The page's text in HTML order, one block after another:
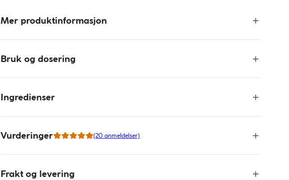
Mer produktinformasjon
Bruk og dosering
Ingredienser
Vurderinger (20 anmeldelser)
Frakt og levering